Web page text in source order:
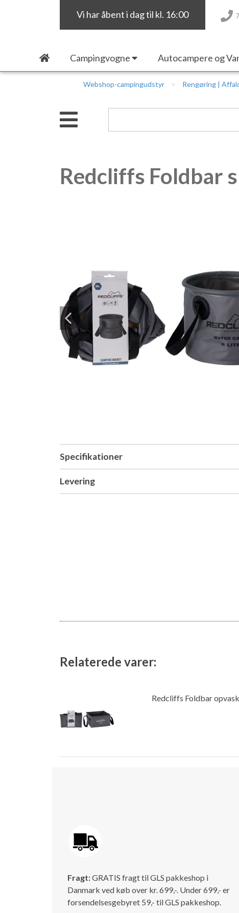
Vi har åbent i dag til kl. 16:00
Campingvogne Autocampere og
Webshop-campingudstyr Rengøring |
Redcliffs Foldbar
Previous
Specifikationer
Levering
Relaterede varer:
Redcliffs Foldbar
Fragt:GRATIS fragt til GLS pakkeshop i
Danmark ved køb over kr. 699,-. Under 699,- er
forsendelsesgebyret 59,- til GLS pakkeshop.